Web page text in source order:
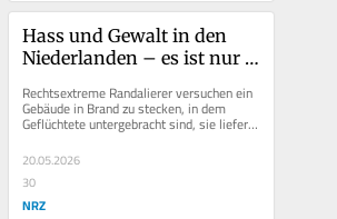
Hass und Gewalt in den
Niederlanden – es ist nur
Rechtsextreme Randalierer versuchen ein
Gebäude in Brand zu stecken, in dem
Geflüchtete untergebracht sind, sie liefern
sich Straßenschlachten mit...
20.05.2026
30
NRZ